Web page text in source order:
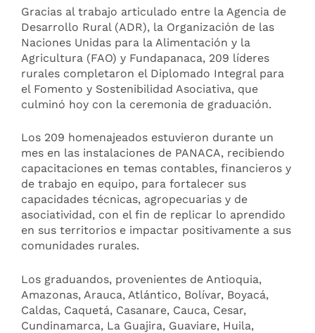
Gracias al trabajo articulado entre la Agencia de
Desarrollo Rural (ADR), la Organización de las
Naciones Unidas para la Alimentación y la
Agricultura (FAO) y Fundapanaca, 209 líderes
rurales completaron el Diplomado Integral para
el Fomento y Sostenibilidad Asociativa, que
culminó hoy con la ceremonia de graduación.
Los 209 homenajeados estuvieron durante un
mes en las instalaciones de PANACA, recibiendo
capacitaciones en temas contables, financieros y
de trabajo en equipo, para fortalecer sus
capacidades técnicas, agropecuarias y de
asociatividad, con el fin de replicar lo aprendido
en sus territorios e impactar positivamente a sus
comunidades rurales.
Los graduandos, provenientes de Antioquia,
Amazonas, Arauca, Atlántico, Bolívar, Boyacá,
Caldas, Caquetá, Casanare, Cauca, Cesar,
Cundinamarca, La Guajira, Guaviare, Huila,